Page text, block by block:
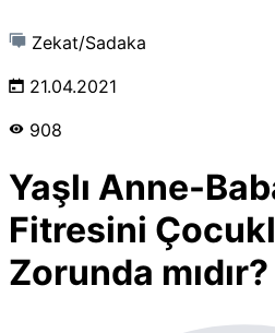
Zekat/Sadaka
21.04.2021
908
Yaşlı Anne-
Fitresini
Zorunda mıdır?